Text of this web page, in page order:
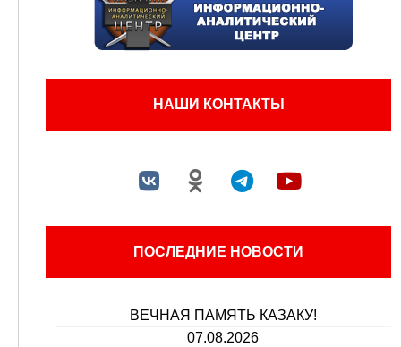
НАШИ КОНТАКТЫ
ПОСЛЕДНИЕ НОВОСТИ
ВЕЧНАЯ ПАМЯТЬ КАЗАКУ!
07.08.2026